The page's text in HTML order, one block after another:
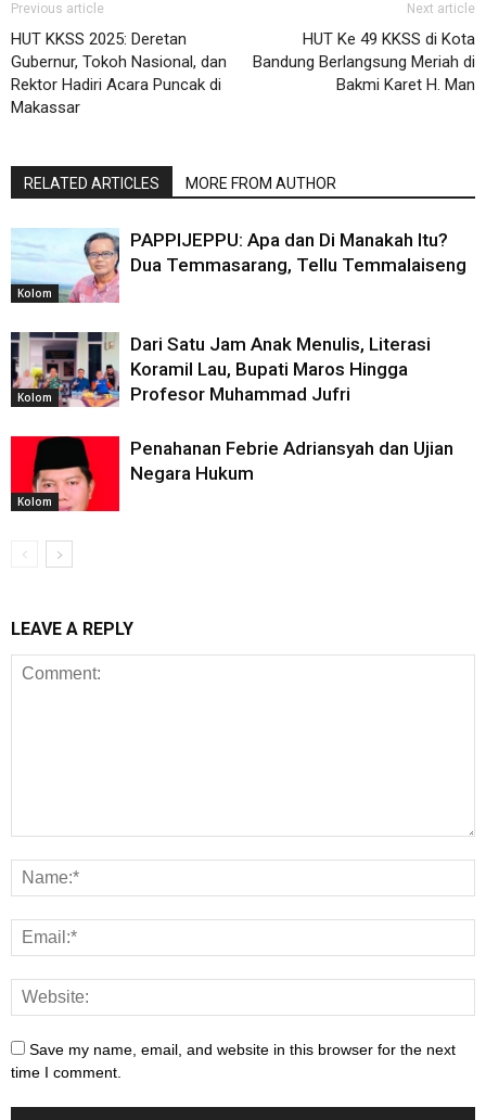
Previous article
HUT KKSS 2025: Deretan
Gubernur, Tokoh Nasional, dan
Rektor Hadiri Acara Puncak di
Makassar
Next article
HUT Ke 49 KKSS di Kota
Bandung Berlangsung Meriah di
Bakmi Karet H. Man
RELATED ARTICLES MORE FROM AUTHOR
Kolom
PAPPIJEPPU: Apa dan Di Manakah Itu?
Dua Temmasarang, Tellu Temmalaiseng
Kolom
Dari Satu Jam Anak Menulis, Literasi
Koramil Lau, Bupati Maros Hingga
Profesor Muhammad Jufri
Kolom
Penahanan Febrie Adriansyah dan Ujian
Negara Hukum
LEAVE A REPLY
Save my name, email, and website in this browser for the next
time I comment.